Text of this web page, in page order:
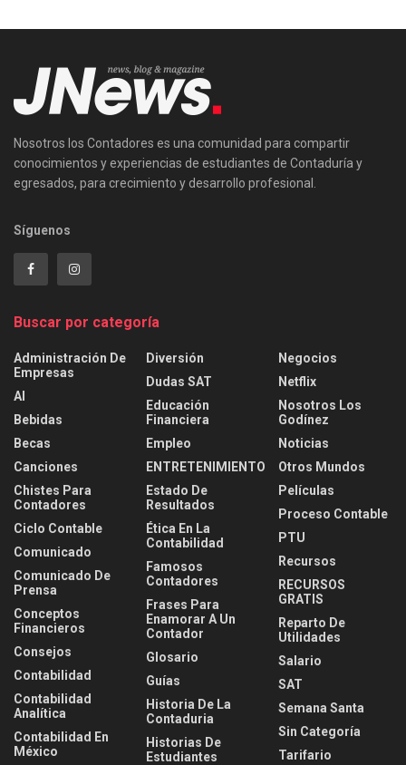
Nosotros los Contadores es una comunidad para compartir
conocimientos y experiencias de estudiantes de Contaduría y
egresados, para crecimiento y desarrollo profesional.
Síguenos
Buscar por categoría
Administración De
Empresas
AI
Bebidas
Becas
Canciones
Chistes Para
Contadores
Ciclo Contable
Comunicado
Comunicado De
Prensa
Conceptos
Financieros
Consejos
Contabilidad
Contabilidad
Analítica
Contabilidad En
México
Diversión
Dudas SAT
Educación
Financiera
Empleo
ENTRETENIMIENTO
Estado De
Resultados
Ética En La
Contabilidad
Famosos
Contadores
Frases Para
Enamorar A Un
Contador
Glosario
Guías
Historia De La
Contaduria
Historias De
Estudiantes
Negocios
Netflix
Nosotros Los
Godínez
Noticias
Otros Mundos
Películas
Proceso Contable
PTU
Recursos
RECURSOS
GRATIS
Reparto De
Utilidades
Salario
SAT
Semana Santa
Sin Categoría
Tarifario